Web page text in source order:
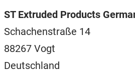
ST Extruded Products
Schachenstraße 14
88267 Vogt
Deutschland